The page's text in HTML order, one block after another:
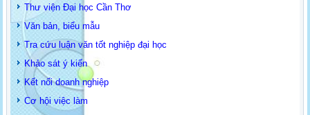
Thư viện Đại học Cần Thơ
Văn bản, biểu mẫu
Tra cứu luận văn tốt nghiệp đại học
Khảo sát ý kiến
Kết nối doanh nghiệp
Cơ hội việc làm